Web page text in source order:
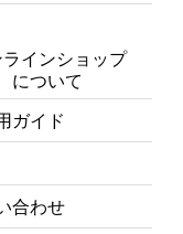
ラインショップ
について
ガイド
合わせ